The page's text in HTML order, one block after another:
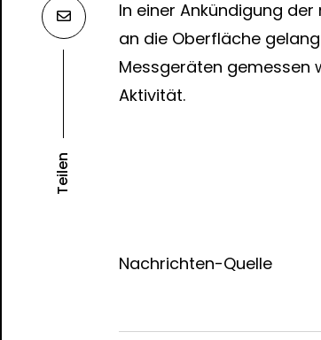
In einer Ankündigung
an die Oberfläche
Messgeräten gemessen
Aktivität.
Nachrichten-Quelle
Teilen